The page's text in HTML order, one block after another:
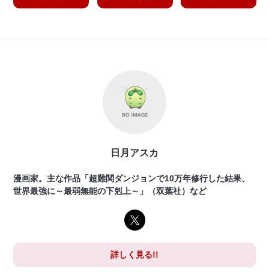
日月アスカ
漫画家。主な作品「超難関ダンジョンで10万年修行した結果、
世界最強に～最弱無能の下剋上～」（双葉社）など
詳しく見る!!